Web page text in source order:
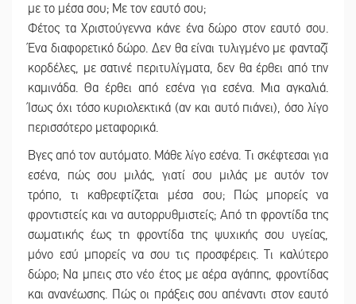
με το μέσα σου; Με τον εαυτό σου;
Φέτος τα Χριστούγεννα κάνε ένα δώρο στον εαυτό σου.
Ένα διαφορετικό δώρο. Δεν θα είναι τυλιγμένο με φανταζί
κορδέλες, με σατινέ περιτυλίγματα, δεν θα έρθει από την
καμινάδα. Θα έρθει από εσένα για εσένα. Μια αγκαλιά.
Ίσως όχι τόσο κυριολεκτικά (αν και αυτό πιάνει), όσο λίγο
περισσότερο μεταφορικά.
Βγες από τον αυτόματο. Μάθε λίγο εσένα. Τι σκέφτεσαι για
εσένα, πώς σου μιλάς, γιατί σου μιλάς με αυτόν τον
τρόπο, τι καθρεφτίζεται μέσα σου; Πώς μπορείς να
φροντιστείς και να αυτορρυθμιστείς; Από τη φροντίδα της
σωματικής έως τη φροντίδα της ψυχικής σου υγείας,
μόνο εσύ μπορείς να σου τις προσφέρεις. Τι καλύτερο
δώρο; Να μπεις στο νέο έτος με αέρα αγάπης, φροντίδας
και ανανέωσης. Πώς οι πράξεις σου απέναντι στον εαυτό